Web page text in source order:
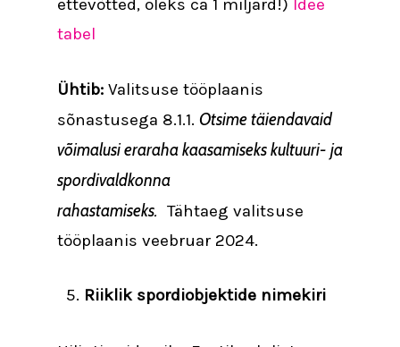
ettevõtted, oleks ca 1 miljard!) Idee
tabel
Ühtib: Valitsuse tööplaanis
sõnastusega 8.1.1. Otsime täiendavaid
võimalusi eraraha kaasamiseks kultuuri- ja
spordivaldkonna
rahastamiseks. Tähtaeg valitsuse
tööplaanis veebruar 2024.
Riiklik spordiobjektide nimekiri